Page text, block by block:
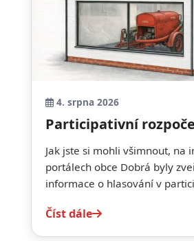
4. srpna 2026
Participativní
Jak jste si mohli všimnout, na
portálech obce Dobrá byly
informace o hlasování v
Číst dále